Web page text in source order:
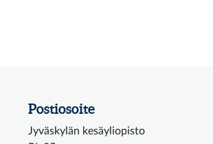
Postiosoite
Jyväskylän kesäyliopisto